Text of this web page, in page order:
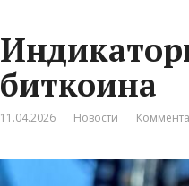
биткоина
11.04.2026 Новости